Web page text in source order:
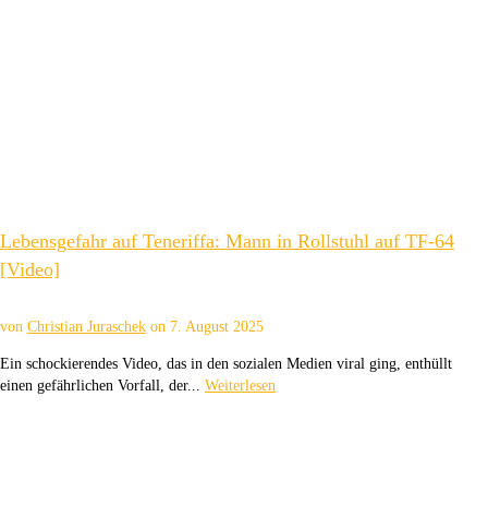
Lebensgefahr auf Teneriffa: Mann in Rollstuhl auf TF-64
[Video]
von Christian Juraschek on 7. August 2025
Ein schockierendes Video, das in den sozialen Medien viral ging, enthüllt
einen gefährlichen Vorfall, der... Weiterlesen